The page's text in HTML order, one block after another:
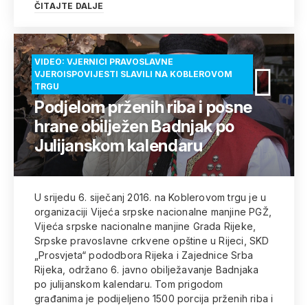
ČITAJTE DALJE
VIDEO: VJERNICI PRAVOSLAVNE
VJEROISPOVIJESTI SLAVILI NA KOBLEROVOM
TRGU
Podjelom prženih riba i posne
hrane obilježen Badnjak po
Julijanskom kalendaru
U srijedu 6. siječanj 2016. na Koblerovom trgu je u
organizaciji Vijeća srpske nacionalne manjine PGŽ,
Vijeća srpske nacionalne manjine Grada Rijeke,
Srpske pravoslavne crkvene opštine u Rijeci, SKD
„Prosvjeta“ pododbora Rijeka i Zajednice Srba
Rijeka, održano 6. javno obilježavanje Badnjaka
po julijanskom kalendaru. Tom prigodom
građanima je podijeljeno 1500 porcija prženih riba i